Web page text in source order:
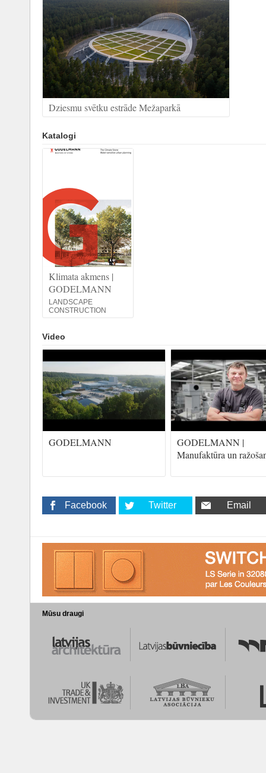
Dziesmu svētku estrāde Mežaparkā
Katalogi
Klimata akmens |
GODELMANN
LANDSCAPE
CONSTRUCTION
Video
GODELMANN
GODELMANN |
Manufaktūra un
Facebook Twitter Email
Mūsu draugi